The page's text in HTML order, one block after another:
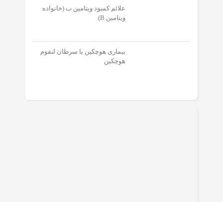
علائم کمبود ویتامین ب (خانواده
ویتامین B)
بیماری هوچکین یا سرطان لنفوم
هوچکین